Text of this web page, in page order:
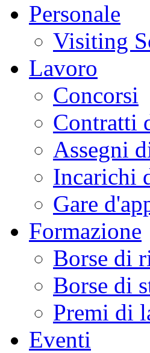
Personale
Visiting
Lavoro
Concorsi
Contratti
Assegni
Incarichi
Gare
Formazione
Borse di
Borse di
Premi di
Eventi